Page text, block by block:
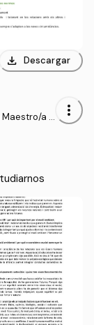
download Descargar
Maestro/a d
more_vert